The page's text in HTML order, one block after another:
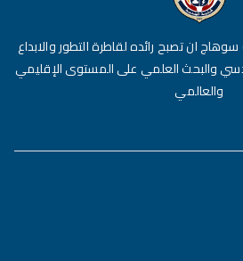
ان تصبح رائده لقاطرة التطور والابداع
والبحث العلمي على المستوى الإقليمي
والعالمي